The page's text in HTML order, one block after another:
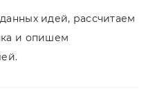
идей, рассчитаем
и опишем